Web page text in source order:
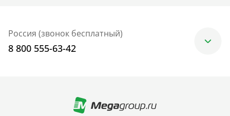
Россия (звонок бесплатный)
8 800 555-63-42
+7 (499) 705-30-10